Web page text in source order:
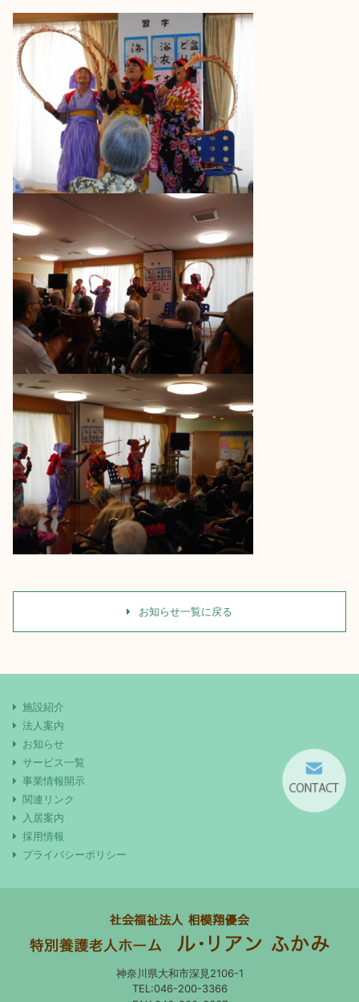
お知らせ一覧に戻る
施設紹介
法人案内
お知らせ
サービス一覧
事業情報開示
関連リンク
入居案内
採用情報
プライバシーポリシー
神奈川県大和市深見2106-1
TEL:046-200-3366